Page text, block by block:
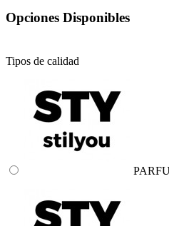
Opciones Disponibles
Tipos de calidad